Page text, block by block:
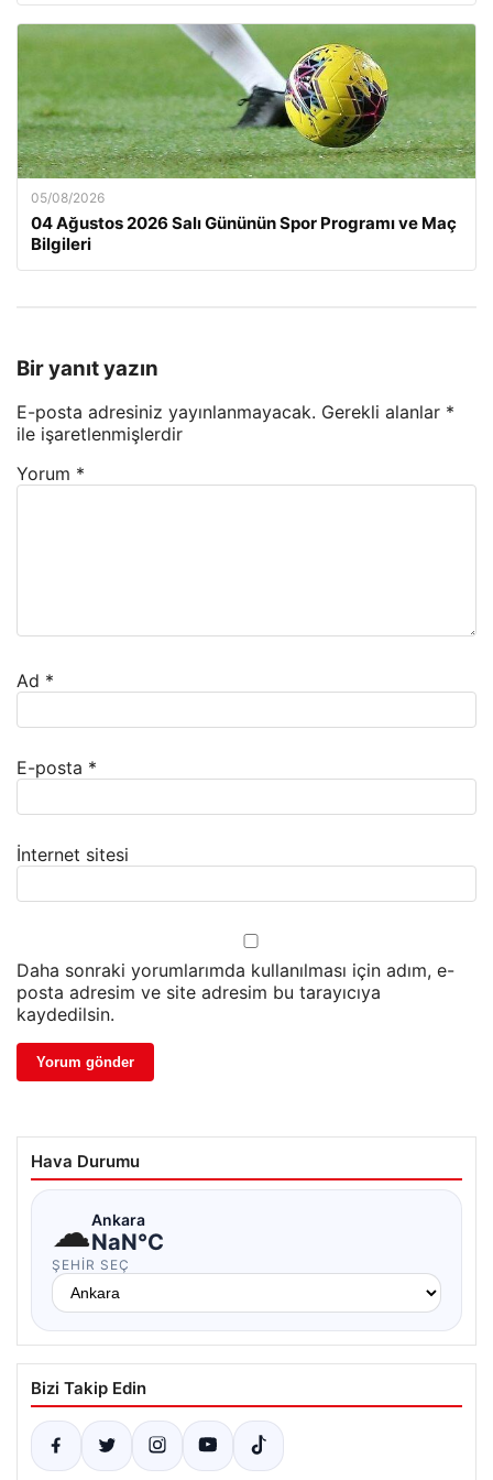
05/08/2026
04 Ağustos 2026 Salı Gününün Spor Programı ve Maç
Bilgileri
Bir yanıt yazın
E-posta adresiniz yayınlanmayacak. Gerekli alanlar *
ile işaretlenmişlerdir
Yorum *
Ad *
E-posta *
İnternet sitesi
Daha sonraki yorumlarımda kullanılması için adım, e-
posta adresim ve site adresim bu tarayıcıya
kaydedilsin.
Hava Durumu
☁Ankara
NaN°C
ŞEHIR SEÇ
Bizi Takip Edin